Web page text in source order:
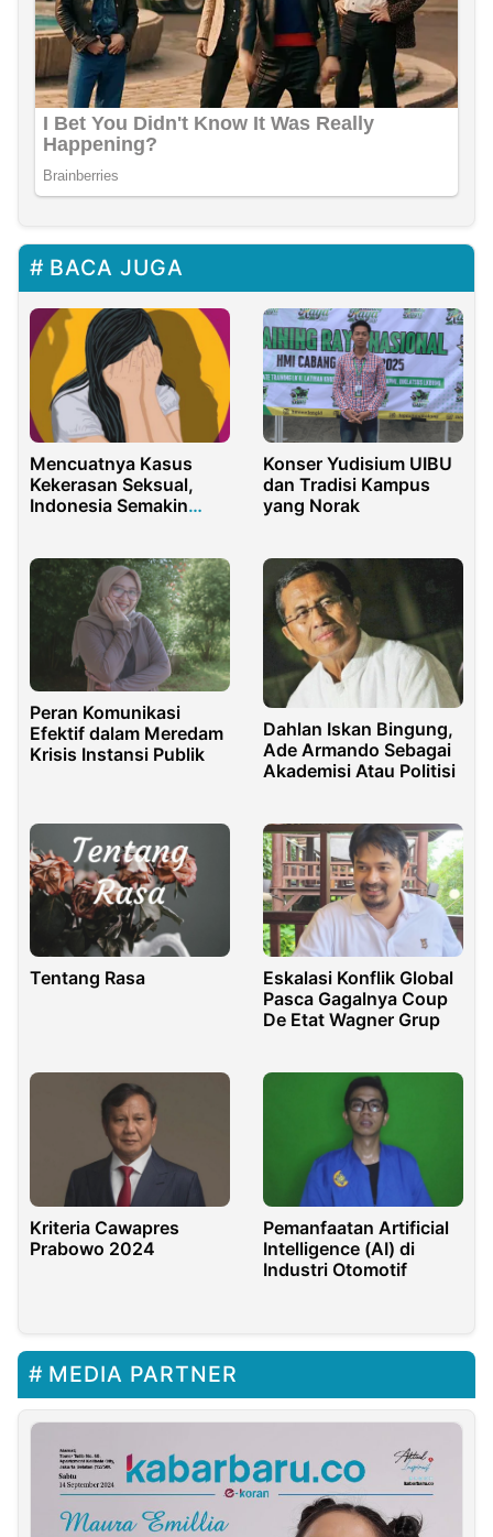
BACA JUGA
Mencuatnya Kasus
Kekerasan Seksual,
Indonesia Semakin
Konser Yudisium UIBU
dan Tradisi Kampus
yang Norak
Peran Komunikasi
Efektif dalam Meredam
Krisis Instansi Publik
Dahlan Iskan Bingung,
Ade Armando Sebagai
Akademisi Atau Politisi
Tentang Rasa
Eskalasi Konflik Global
Pasca Gagalnya Coup
De Etat Wagner Grup
Kriteria Cawapres
Prabowo 2024
Pemanfaatan Artificial
Intelligence (AI) di
Industri Otomotif
MEDIA PARTNER